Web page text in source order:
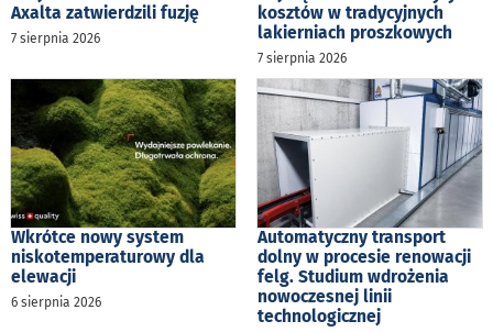
Axalta zatwierdzili fuzję
7 sierpnia 2026
kosztów w tradycyjnych
lakierniach proszkowych
7 sierpnia 2026
Wkrótce nowy system
niskotemperaturowy dla
elewacji
6 sierpnia 2026
Automatyczny transport
dolny w procesie renowacji
felg. Studium wdrożenia
nowoczesnej linii
technologicznej